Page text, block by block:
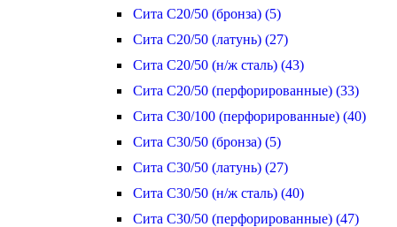
Сита С20/50 (бронза) (5)
Сита С20/50 (латунь) (27)
Сита С20/50 (н/ж сталь) (43)
Сита С20/50 (перфорированные) (33)
Сита С30/100 (перфорированные) (40)
Сита С30/50 (бронза) (5)
Сита С30/50 (латунь) (27)
Сита С30/50 (н/ж сталь) (40)
Сита С30/50 (перфорированные) (47)